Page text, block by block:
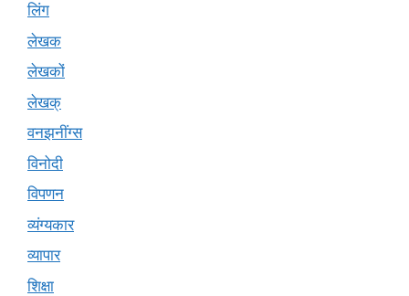
लिंग
लेखक
लेखकों
लेखक्
वनझनींग्स
विनोदी
विपणन
व्यंग्यकार
व्यापार
शिक्षा